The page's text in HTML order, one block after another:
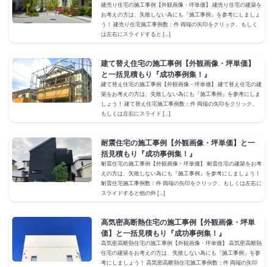
建売り住宅の施工事例【外観画像・坪単価】 建売り住宅の建築を
お考えの方は、失敗しない為にも『施工事例』を参考にしましょ
う！ 建売り住宅施工事例数：件 両端の矢印をクリック、もしく
は左右にスライドすると […]
建て替え住宅の施工事例【外観画像・坪単価】
と一括見積もり『成功事例集！』
建て替え住宅の施工事例【外観画像・坪単価】 建て替え住宅の建
築をお考えの方は、失敗しない為にも『施工事例』を参考にしま
しょう！ 建て替え住宅施工事例数：件 両端の矢印をクリック、
もしくは左右にスライド […]
耐震住宅の施工事例【外観画像・坪単価】と一
括見積もり『成功事例集！』
耐震住宅の施工事例【外観画像・坪単価】 耐震住宅の建築をお考
えの方は、失敗しない為にも『施工事例』を参考にしましょう！
耐震住宅施工事例数：件 両端の矢印をクリック、もしくは左右に
スライドすると他の外 […]
高気密高断熱住宅の施工事例【外観画像・坪単
価】と一括見積もり『成功事例集！』
高気密高断熱住宅の施工事例【外観画像・坪単価】 高気密高断熱
住宅の建築をお考えの方は、失敗しない為にも『施工事例』を参
考にしましょう！ 高気密高断熱住宅施工事例数：件 両端の矢印